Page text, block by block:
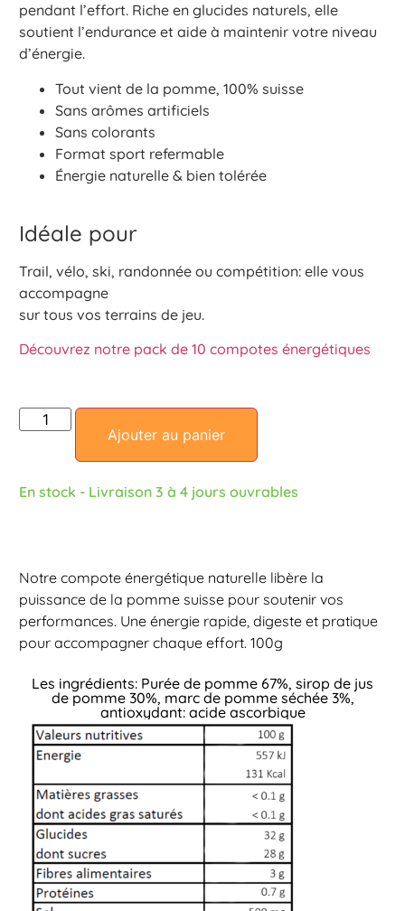
pendant l’effort. Riche en glucides naturels, elle
soutient l’endurance et aide à maintenir votre niveau
d’énergie.
Tout vient de la pomme, 100% suisse
Sans arômes artificiels
Sans colorants
Format sport refermable
Énergie naturelle & bien tolérée
Idéale pour
Trail, vélo, ski, randonnée ou compétition: elle vous
accompagne
sur tous vos terrains de jeu.
Découvrez notre pack de 10 compotes énergétiques
Ajouter au panier
En stock - Livraison 3 à 4 jours ouvrables
Notre compote énergétique naturelle libère la
puissance de la pomme suisse pour soutenir vos
performances. Une énergie rapide, digeste et pratique
pour accompagner chaque effort. 100g
Les ingrédients: Purée de pomme 67%, sirop de jus
de pomme 30%, marc de pomme séchée 3%,
antioxydant: acide ascorbique